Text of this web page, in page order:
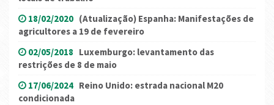
18/02/2020 (Atualização) Espanha: Manifestações de
agricultores a 19 de fevereiro
02/05/2018 Luxemburgo: levantamento das
restrições de 8 de maio
17/06/2024 Reino Unido: estrada nacional M20
condicionada